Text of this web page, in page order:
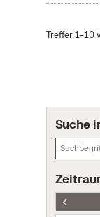
Treffer 1–10
Suche